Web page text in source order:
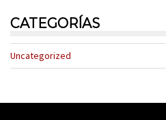
CATEGORÍAS
Uncategorized